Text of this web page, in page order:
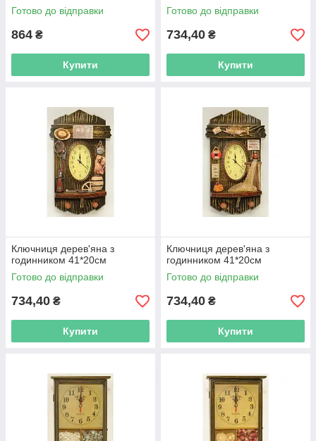
Готово до відправки
864 ₴
Купити
Готово до відправки
734,40 ₴
Купити
Ключниця дерев'яна з
годинником 41*20см
Готово до відправки
734,40 ₴
Купити
Ключниця дерев'яна з
годинником 41*20см
Готово до відправки
734,40 ₴
Купити